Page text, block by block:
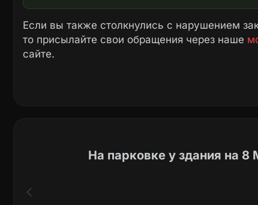
Если вы также столкнулись с нарушением
то присылайте свои обращения через наше
сайте.
На парковке у здания на 8